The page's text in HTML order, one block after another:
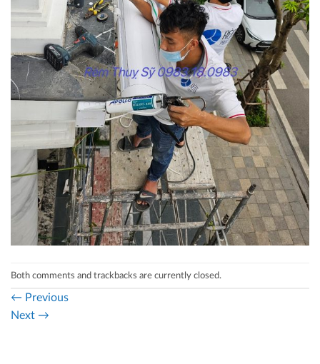
Both comments and trackbacks are currently closed.
← Previous
Next →